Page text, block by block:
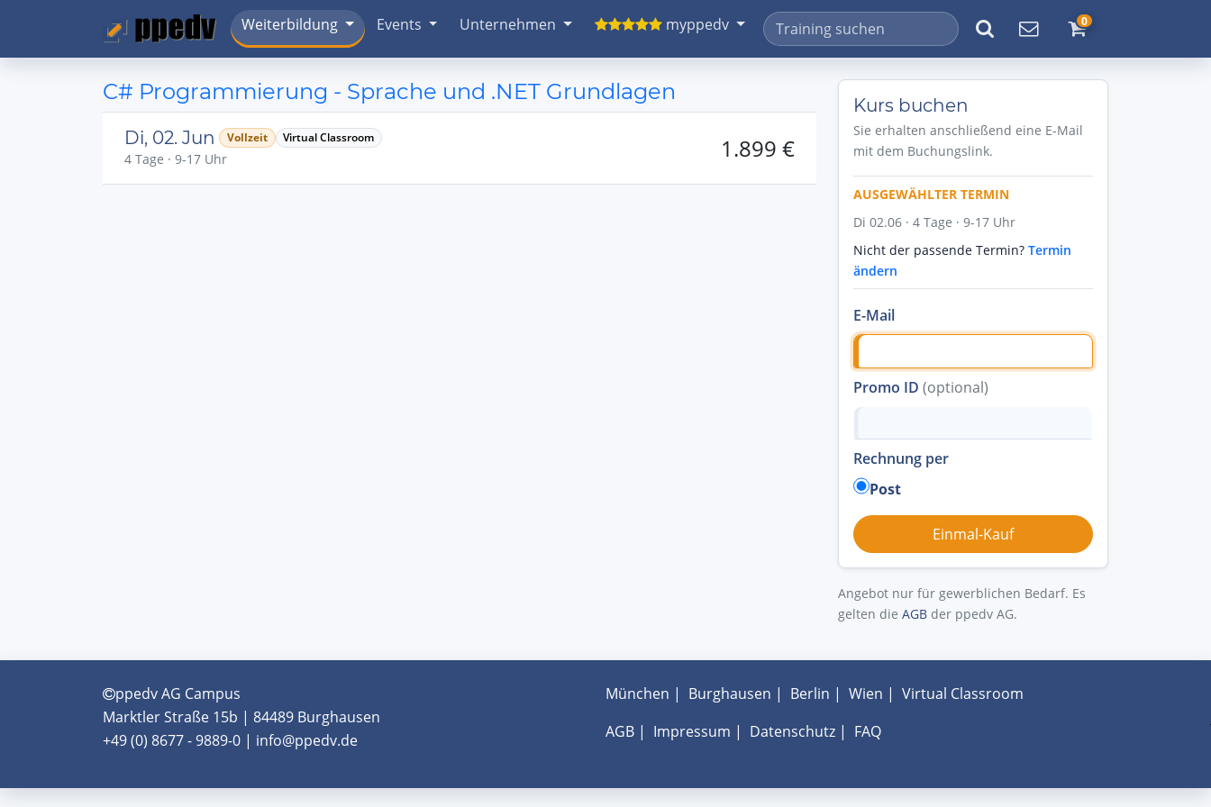
Weiterbildung Events Unternehmen myppedv 0
C# Programmierung - Sprache und .NET Grundlagen
Di, 02. Jun Vollzeit Virtual Classroom
4 Tage · 9-17 Uhr 1.899 €
Kurs buchen
Sie erhalten anschließend eine E-Mail
mit dem Buchungslink.
AUSGEWÄHLTER TERMIN
Di 02.06 · 4 Tage · 9-17 Uhr
Nicht der passende Termin? Termin
ändern
E-Mail
Promo ID (optional)
Rechnung per
Post
Angebot nur für gewerblichen Bedarf. Es
gelten die AGB der ppedv AG.
ppedv AG Campus
Marktler Straße 15b | 84489 Burghausen
+49 (0) 8677 - 9889-0 | info@ppedv.de
München | Burghausen | Berlin | Wien | Virtual Classroom
AGB| Impressum | Datenschutz| FAQ